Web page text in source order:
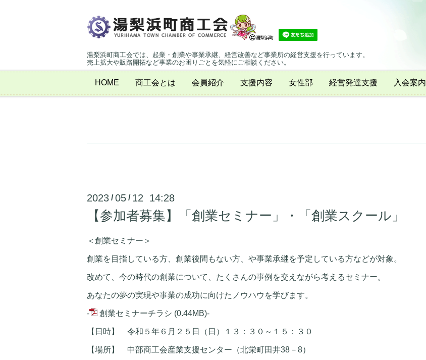
湯梨浜町商工会では、起業・創業や事業承継、経営改善など事業所の経営支援を行っています。
売上拡大や販路開拓など事業のお困りごとを気軽にご相談ください。
HOME 商工会とは 会員紹介 支援内容 女性部 経営発達支援 入会案内
2023 /05 / 12 14:28
【参加者募集】「創業セミナー」・「創業スクール」
＜創業セミナー＞
創業を目指している方、創業後間もない方、や事業承継を予定している方などが対象。
改めて、今の時代の創業について、たくさんの事例を交えながら考えるセミナー。
あなたの夢の実現や事業の成功に向けたノウハウを学びます。
- 創業セミナーチラシ (0.44MB)-
【日時】 令和５年６月２５日（日）１３：３０～１５：３０
【場所】 中部商工会産業支援センター（北栄町田井38－8）